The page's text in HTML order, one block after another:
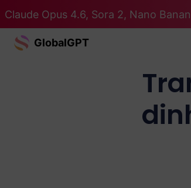
Claude Opus 4.6, Sora 2, Nano
GlobalGPT